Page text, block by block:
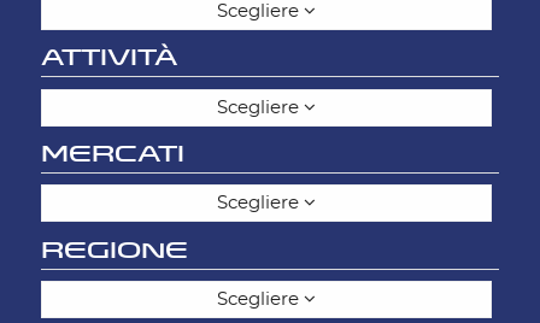
Scegliere
ATTIVITÀ
Scegliere
MERCATI
Scegliere
REGIONE
Scegliere